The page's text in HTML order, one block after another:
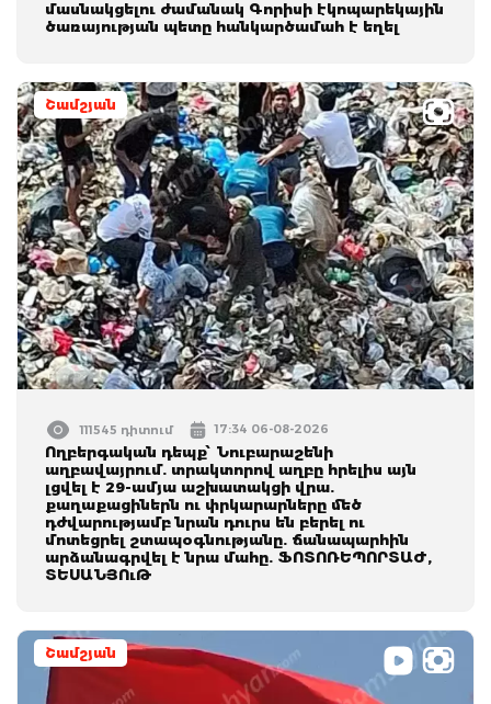
մասնակցելու ժամանակ Գորիսի էկոպարեկային
ծառայության պետը հանկարծամահ է եղել
Շամշյան
111545 դիտում 17:34 06-08-2026
Ողբերգական դեպք՝ Նուբարաշենի
աղբավայրում. տրակտորով աղբը հրելիս այն
լցվել է 29-ամյա աշխատակցի վրա.
քաղաքացիներն ու փրկարարները մեծ
դժվարությամբ նրան դուրս են բերել ու
մոտեցրել շտապօգնությանը. ճանապարհին
արձանագրվել է նրա մահը. ՖՈՏՈՌԵՊՈՐՏԱԺ,
ՏԵՍԱՆՅՈւԹ
Շամշյան